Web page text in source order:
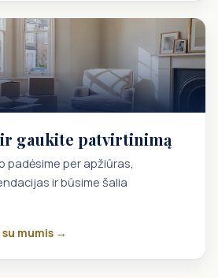
gaukite patvirtinimą
padėsime per apžiūras,
ir būsime šalia
mumis →